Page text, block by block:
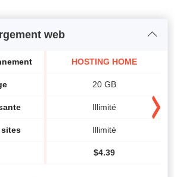
web
sites
HOSTING HOME
20 GB
Illimité
Illimité
$4.39